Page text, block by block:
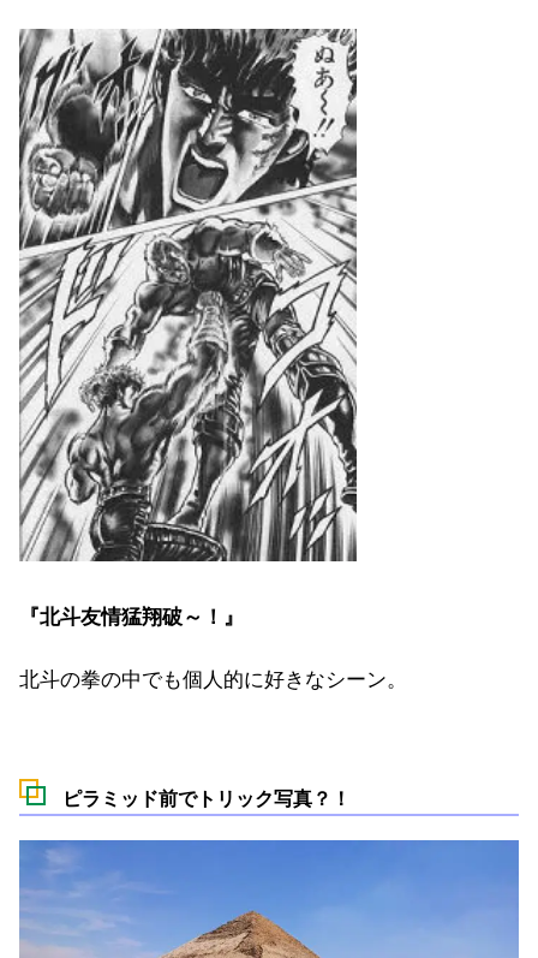
『北斗友情猛翔破～！』
北斗の拳の中でも個人的に好きなシーン。
ピラミッド前でトリック写真？！